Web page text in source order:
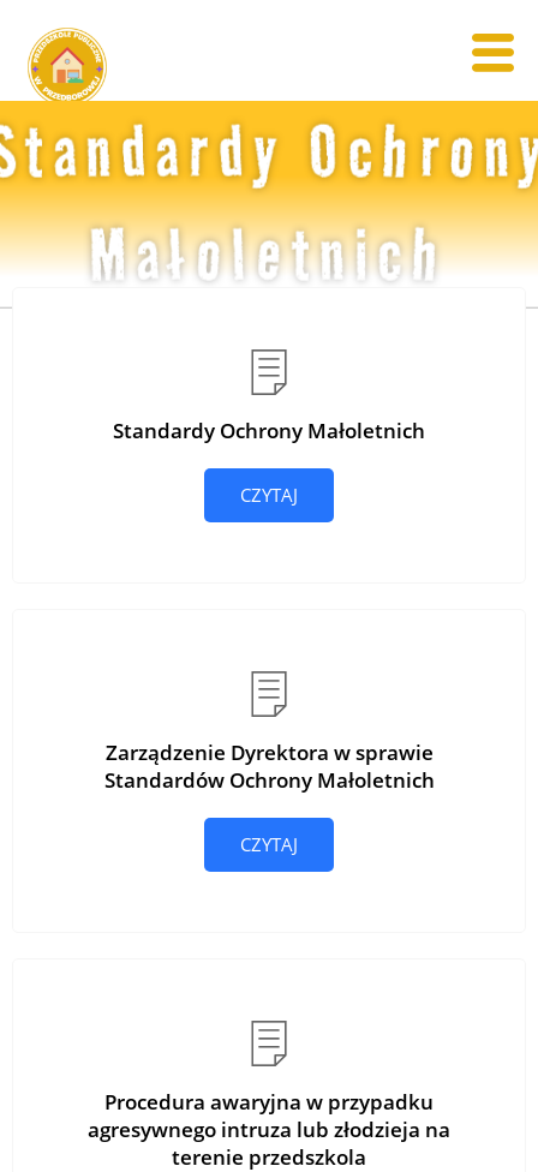
Małoletnich
Standardy Ochrony Małoletnich
CZYTAJ
Zarządzenie Dyrektora w sprawie
Standardów Ochrony Małoletnich
CZYTAJ
Procedura awaryjna w przypadku
agresywnego intruza lub złodzieja na
terenie przedszkola